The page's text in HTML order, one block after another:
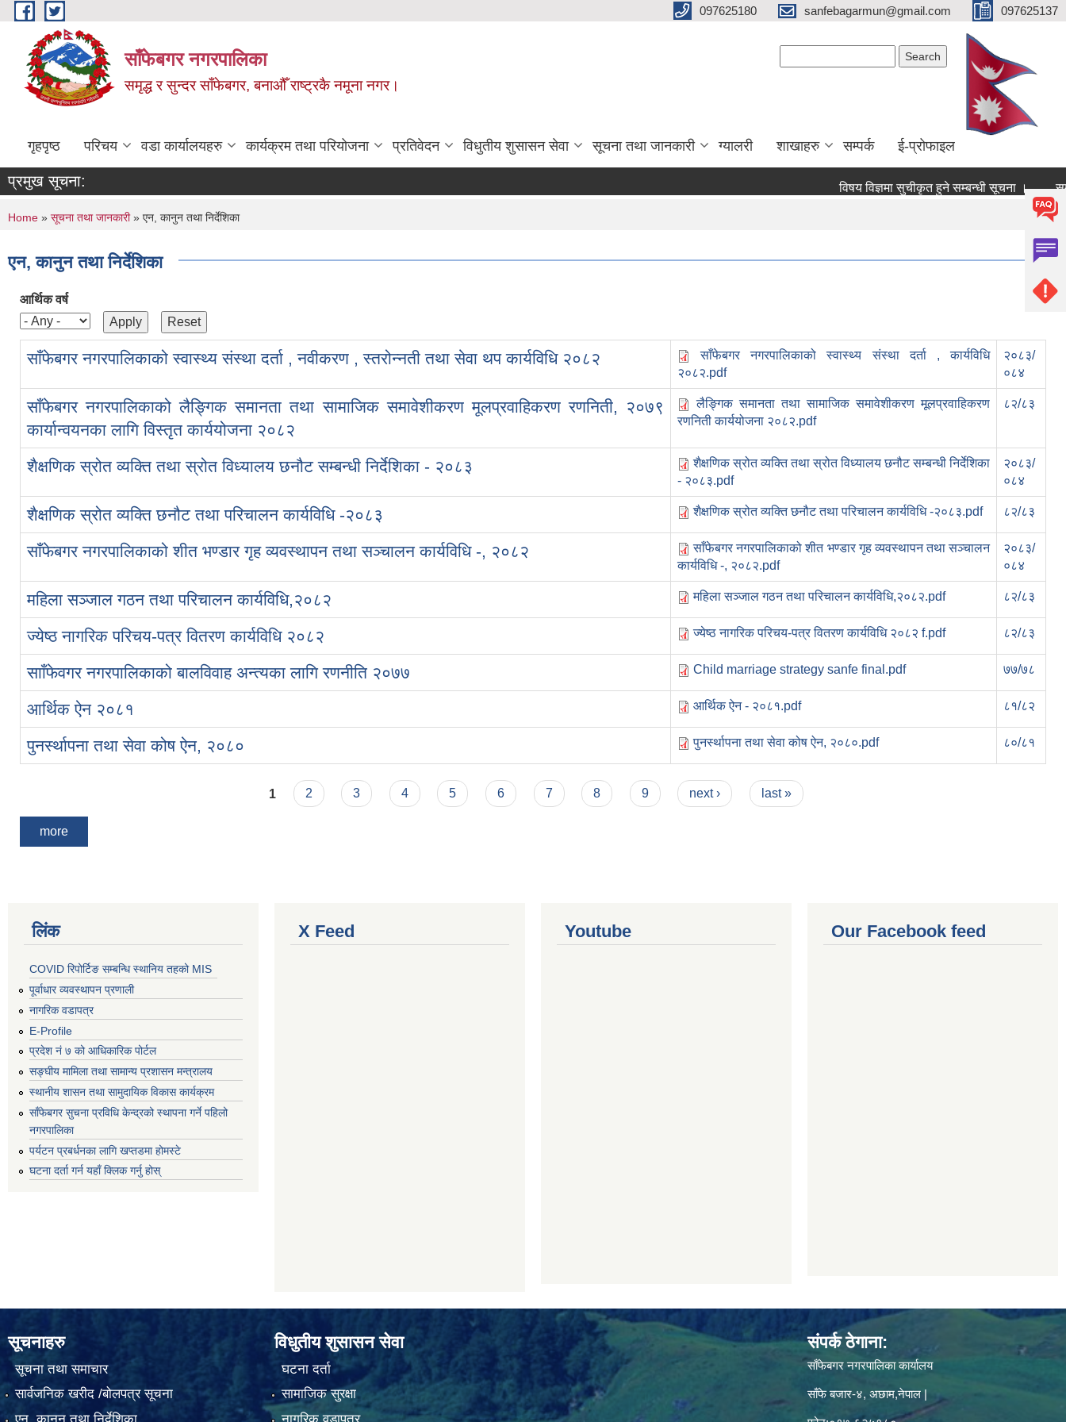
Skip to main content 097625180 sanfebagarmun@gmail.com 097625137
साँफेबगर नगरपालिका
समृद्ध र सुन्दर साँफेबगर, बनाऔँ राष्ट्रकै नमूना नगर।
गृहपृष्ठ परिचय वडा कार्यालयहरु कार्यक्रम तथा परियोजना प्रतिवेदन विधुतीय शुसासन सेवा सूचना तथा जानकारी ग्यालरी शाखाहरु सम्पर्क ई-प्रोफाइल
प्रमुख सूचना: विषय विज्ञमा सुचीकृत हुने सम्बन्धी सूचना ।
You are here
Home » सूचना तथा जानकारी» एन, कानुन तथा निर्देशिका
एन, कानुन तथा निर्देशिका
आर्थिक वर्ष
साँफेबगर नगरपालिकाको स्वास्थ्य संस्था दर्ता , नवीकरण , स्तरोन्नती तथा सेवा थप कार्यविधि २०८२
साँफेबगर नगरपालिकाको स्वास्थ्य संस्था दर्ता , कार्यविधि
२०८२.pdf
२०८३/
०८४
साँफेबगर नगरपालिकाको लैङ्गिक समानता तथा सामाजिक समावेशीकरण मूलप्रवाहिकरण रणनिती, २०७९
कार्यान्वयनका लागि विस्तृत कार्ययोजना २०८२
लैङ्गिक समानता तथा सामाजिक समावेशीकरण मूलप्रवाहिकरण
रणनिती कार्ययोजना २०८२.pdf
८२/८३
शैक्षणिक स्रोत व्यक्ति तथा स्रोत विध्यालय छनौट सम्बन्धी निर्देशिका - २०८३
शैक्षणिक स्रोत व्यक्ति तथा स्रोत विध्यालय छनौट सम्बन्धी निर्देशिका
- २०८३.pdf
२०८३/
०८४
शैक्षणिक स्रोत व्यक्ति छनौट तथा परिचालन कार्यविधि -२०८३ शैक्षणिक स्रोत व्यक्ति छनौट तथा परिचालन कार्यविधि -२०८३.pdf ८२/८३
साँफेबगर नगरपालिकाको शीत भण्डार गृह व्यवस्थापन तथा सञ्‍चालन कार्यविधि -, २०८२
साँफेबगर नगरपालिकाको शीत भण्डार गृह व्यवस्थापन तथा सञ्‍चालन
कार्यविधि -, २०८२.pdf
२०८३/
०८४
महिला सञ्‍जाल गठन तथा परिचालन कार्यविधि,२०८२ महिला सञ्‍जाल गठन तथा परिचालन कार्यविधि,२०८२.pdf ८२/८३
ज्येष्‍ठ नागरिक परिचय-पत्र वितरण कार्यविधि २०८२ ज्येष्‍ठ नागरिक परिचय-पत्र वितरण कार्यविधि २०८२ f.pdf ८२/८३
सााँफेवगर नगरपालिकाको बालविवाह अन्त्यका लागि रणनीति २०७७ Child marriage strategy sanfe final.pdf ७७/७८
आर्थिक ऐन २०८१ आर्थिक ऐन - २०८१.pdf ८१/८२
पुनर्स्थापना तथा सेवा कोष ऐन, २०८० पुनर्स्थापना तथा सेवा कोष ऐन, २०८०.pdf ८०/८१
1 2 3 4 5 6 7 8 9 next › last »
more
लिंक
COVID रिपोर्टिङ सम्बन्धि स्थानिय तहको MIS
पूर्वाधार व्यवस्थापन प्रणाली
नागरिक वडापत्र
E-Profile
प्रदेश नं ७ को आधिकारिक पोर्टल
सङ्घीय मामिला तथा सामान्य प्रशासन मन्त्रालय
स्थानीय शासन तथा सामुदायिक विकास कार्यक्रम
साँफेबगर सुचना प्रविधि केन्द्रको स्थापना गर्ने पहिलो
नगरपालिका
पर्यटन प्रबर्धनका लागि खप्तडमा होमस्टे
घटना दर्ता गर्न यहाँ क्लिक गर्नु होस्
X Feed Youtube Our Facebook feed
सूचनाहरु
सूचना तथा समाचार
सार्वजनिक खरीद /बोलपत्र सूचना
एन, कानुन तथा निर्देशिका
विधुतीय शुसासन सेवा
घटना दर्ता
सामाजिक सुरक्षा
नागरिक वडापत्र
संपर्क ठेगाना:
साँफेबगर नगरपालिका कार्यालय
साँफे बजार-४, अछाम,नेपाल |